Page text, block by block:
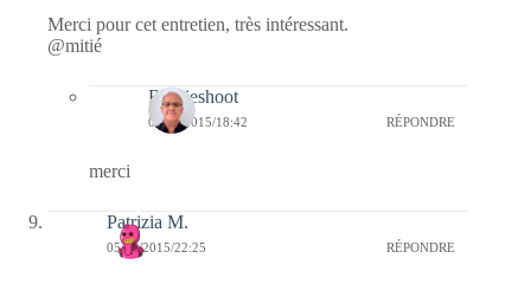
Merci pour cet entretien, très intéressant.
@mitié
Bernieshoot
06/06/2015/18:42 RÉPONDRE
merci
Patrizia M.
05/06/2015/22:25 RÉPONDRE